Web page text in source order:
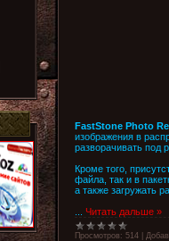
FastStone Photo
изображения в
разворачивать под
Кроме того,
файла, так и в
а также загружать
Читать дальше »
Просмотров: 514